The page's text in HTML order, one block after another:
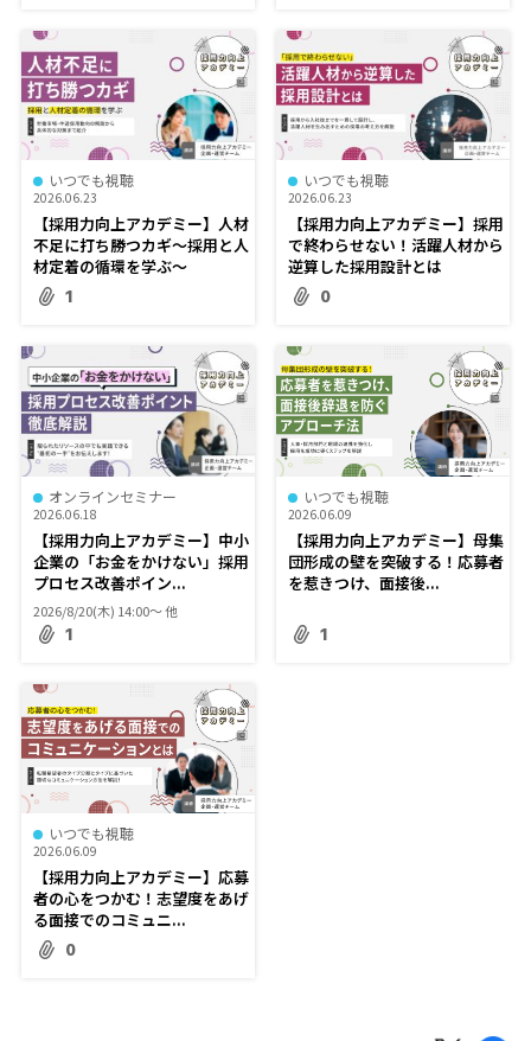
いつでも視聴
2026.06.23
【採用力向上アカデミー】人材
不足に打ち勝つカギ～採用と人
材定着の循環を学ぶ～
1
いつでも視聴
2026.06.23
【採用力向上アカデミー】採用
で終わらせない！活躍人材から
逆算した採用設計とは
0
オンラインセミナー
2026.06.18
【採用力向上アカデミー】中小
企業の「お金をかけない」採用
プロセス改善ポイン...
2026/8/20(木) 14:00〜 他
1
いつでも視聴
2026.06.09
【採用力向上アカデミー】母集
団形成の壁を突破する！応募者
を惹きつけ、面接後...
1
いつでも視聴
2026.06.09
【採用力向上アカデミー】応募
者の心をつかむ！志望度をあげ
る面接でのコミュニ...
0